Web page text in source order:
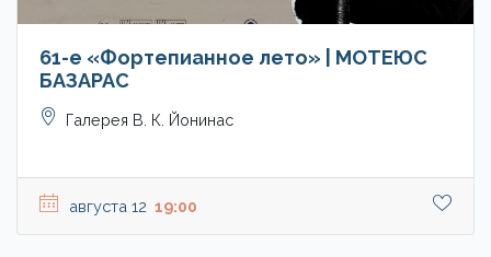
61-е «Фортепианное лето» | МОТЕЮС
БАЗАРАС
Галерея В. К. Йонинас
августа 12 19:00